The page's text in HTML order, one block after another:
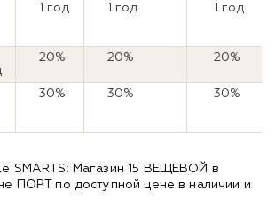
1 год 1 год 1 год
20% 20% 20%
30% 30% 30%
SMARTS: Магазин 15 ВЕЩЕВОЙ в
ПОРТ по доступной цене в наличии и